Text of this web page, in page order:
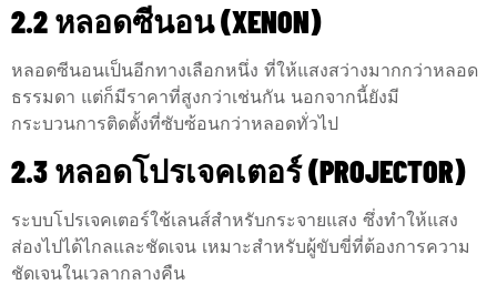
2.2 หลอดซีนอน (XENON)
หลอดซีนอนเป็นอีกทางเลือกหนึ่ง ที่ให้แสงสว่างมากกว่าหลอด
ธรรมดา แต่ก็มีราคาที่สูงกว่าเช่นกัน นอกจากนี้ยังมี
กระบวนการติดตั้งที่ซับซ้อนกว่าหลอดทั่วไป
2.3 หลอดโปรเจคเตอร์ (PROJECTOR)
ระบบโปรเจคเตอร์ใช้เลนส์สำหรับกระจายแสง ซึ่งทำให้แสง
ส่องไปได้ไกลและชัดเจน เหมาะสำหรับผู้ขับขี่ที่ต้องการความ
ชัดเจนในเวลากลางคืน